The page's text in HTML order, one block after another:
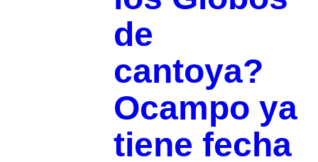
de
cantoya?
Ocampo ya
tiene fecha